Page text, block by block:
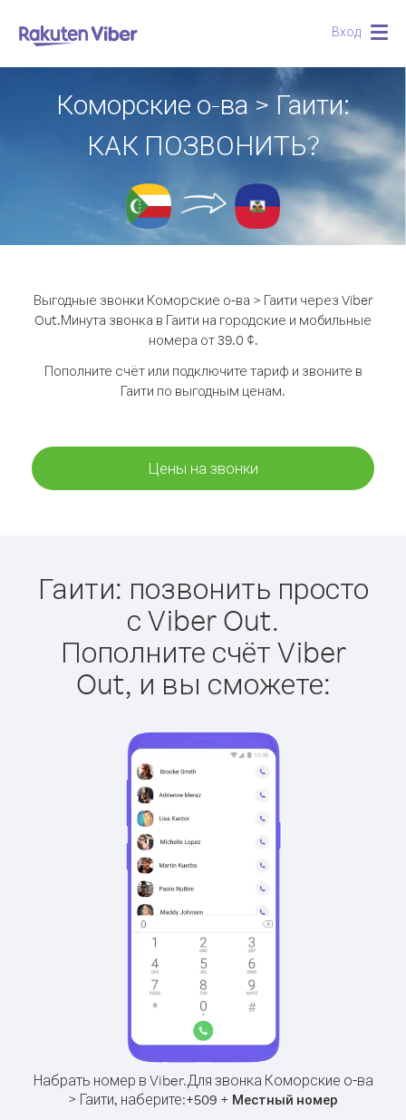
Вход
Коморские о-ва > Гаити:
КАК ПОЗВОНИТЬ?
Выгодные звонки Коморские о-ва > Гаити через Viber
Out.Минута звонка в Гаити на городские и мобильные
номера от 39.0 ¢.
Пополните счёт или подключите тариф и звоните в
Гаити по выгодным ценам.
Цены на звонки
Гаити: позвонить просто
с Viber Out.
Пополните счёт Viber
Out, и вы сможете:
Набрать номер в Viber.Для звонка Коморские о-ва
> Гаити, наберите:+509 + Местный номер